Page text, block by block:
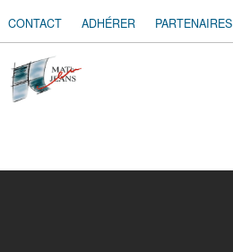
CONTACT ADHÉRER PARTENAIRES